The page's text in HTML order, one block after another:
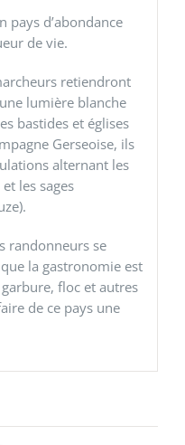
pays d’abondance
de vie.
retiendront
lumière blanche
bastides et églises
Gerseoise, ils
alternant les
les sages
randonneurs se
la gastronomie est
floc et autres
de ce pays une